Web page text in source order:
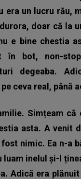
era un lucru rău,
doar că la
e bine chestia
în bot, non-
degeaba.
ceva real, până
Simțeam că
asta. A venit
nimic. Ea n-a
luam inelul și-l
Adică era